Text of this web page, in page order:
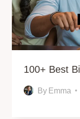
100+ Best
By Emma